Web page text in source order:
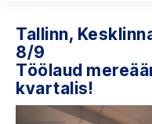
Tallinn,
8/9
Töölaud
kvartalis!